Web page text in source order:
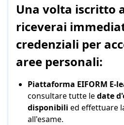
Una volta iscritto
riceverai
credenziali per
aree personali:
Piattaforma EIFORM E-
consultare tutte ledate
disponibili ed effettuare
all'esame.